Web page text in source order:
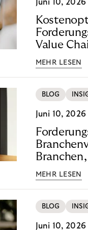
Juni 10, 2026
Value
MEHR LESEN
BLOG
Juni 10, 2026
MEHR LESEN
BLOG
Juni 10, 2026